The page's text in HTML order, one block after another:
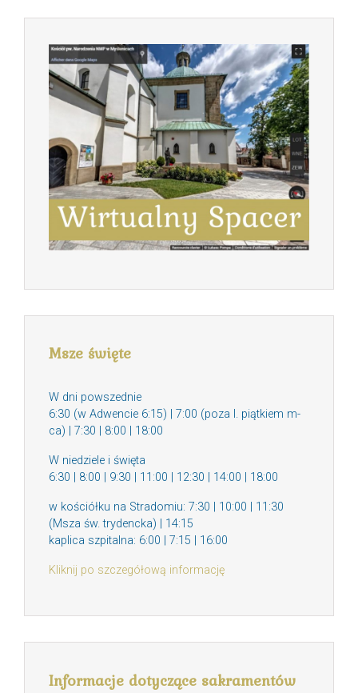
Msze święte
W dni powszednie
6:30 (w Adwencie 6:15) | 7:00 (poza I. piątkiem m-
ca) | 7:30 | 8:00 | 18:00
W niedziele i święta
6:30 | 8:00 | 9:30 | 11:00 | 12:30 | 14:00 | 18:00
w kościółku na Stradomiu: 7:30 | 10:00 | 11:30
(Msza św. trydencka) | 14:15
kaplica szpitalna: 6:00 | 7:15 | 16:00
Kliknij po szczegółową informację
Informacje dotyczące sakramentów